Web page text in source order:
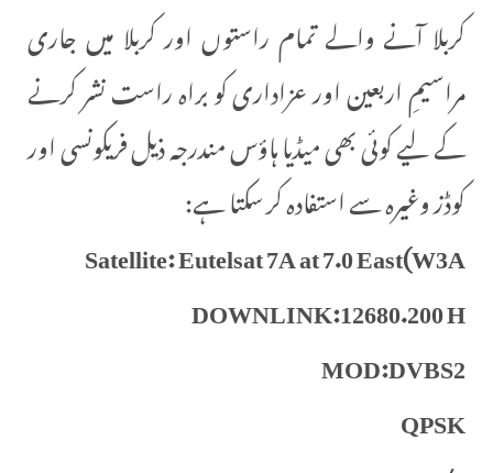
کربلا آنے والے تمام راستوں اور کربلا میں جاری
مراسیمِ اربعین اور عزاداری کو براہ راست نشر کرنے
کے لیے کوئی بھی میڈیا ہاؤس مندرجہ ذیل فریکونسی اور
کوڈز وغیرہ سے استفادہ کر سکتا ہے:
Satellite: Eutelsat 7A at 7.0 East(W3A
DOWNLINK:12680.200 H
MOD:DVBS2
QPSK